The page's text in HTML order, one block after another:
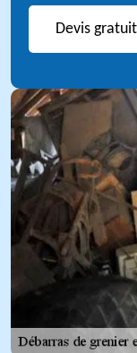
Devis gratuit